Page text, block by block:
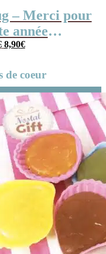
– Merci pour
année
Le
prix
8,90€Le
prix
de coeur